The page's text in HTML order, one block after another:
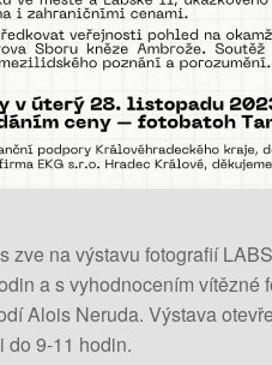
zve na výstavu fotografií
a s vyhodnocením vítězné
Alois Neruda. Výstava
do 9-11 hodin.